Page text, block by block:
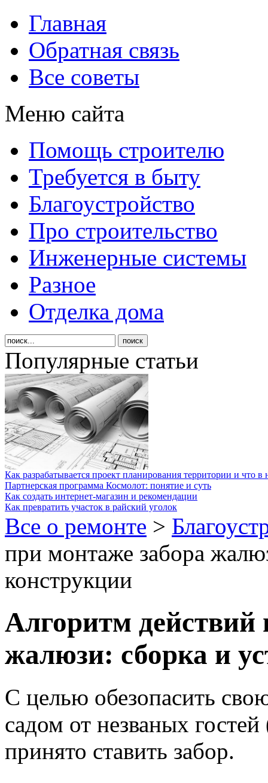
Главная
Обратная связь
Все советы
Меню сайта
Помощь строителю
Требуется в быту
Благоустройство
Про строительство
Инженерные системы
Разное
Отделка дома
Популярные статьи
Как разрабатывается проект планирования территории и что в
Партнерская программа Космолот: понятие и суть
Как создать интернет-магазин и рекомендации
Как превратить участок в райский уголок
Все о ремонте >
при монтаже забора
конструкции
Алгоритм действий
жалюзи: сборка и
С целью обезопасить
садом от незваных
принято ставить забор.